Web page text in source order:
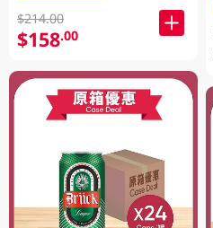
$214.00
$158.00